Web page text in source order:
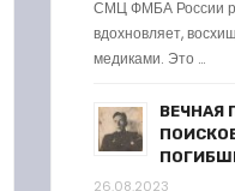
СМЦ ФМБА России
вдохновляет,
медиками. Это …
ВЕЧНАЯ
26.08.2023